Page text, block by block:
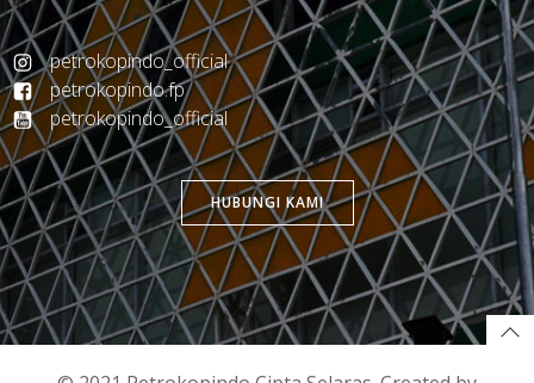
petrokopindo_official
petrokopindo.fp
petrokopindo_official
HUBUNGI KAMI